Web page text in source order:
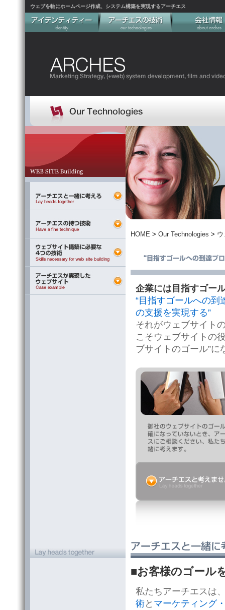
ウェブを軸にホームページ作成、システム構築を実現するアーチエス
HOME > Our Technologies >
企業には目指すゴー
“目指すゴールへの到
の支援を実現する”
それがウェブサイト
こそウェブサイトの
ブサイトのゴール”
■お客様のゴール
私たちアーチエスは
術と マーケティング